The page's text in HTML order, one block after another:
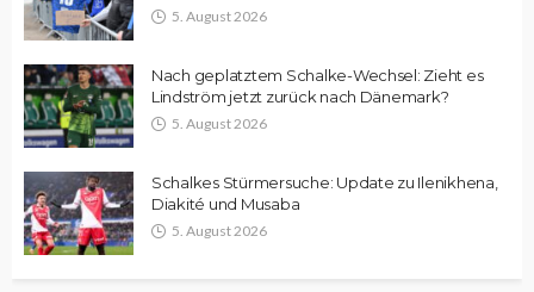
5. August 2026
Nach geplatztem Schalke-Wechsel: Zieht es
Lindström jetzt zurück nach Dänemark?
5. August 2026
Schalkes Stürmersuche: Update zu Ilenikhena,
Diakité und Musaba
5. August 2026